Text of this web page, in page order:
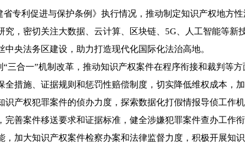
利促进与保护条例》执行情况，推动制定知识产权地方性
，密切关注大数据、云计算、区块链、5G、人工智能等
央法务区建设，助力打造现代化国际化法治高地。
一”机制改革，推动知识产权案件在程序衔接和裁判等方
措施、证据规则和惩罚性赔偿制度，切实降低维权成本，
产权犯罪案件的侦办力度，探索数据化打假情报导侦工作
善案件移送要求和证据标准，健全涉嫌犯罪案件查办工作
加大知识产权案件检察办案和法律监督力度，积极开展知